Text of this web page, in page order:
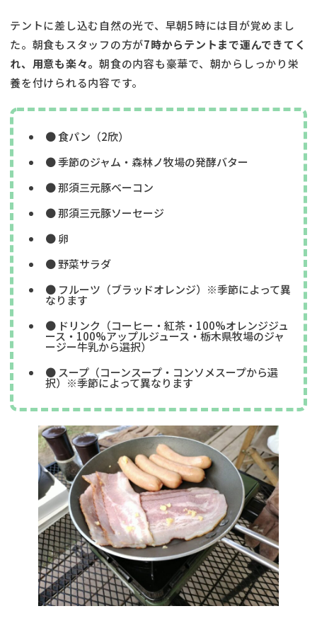
テントに差し込む自然の光で、早朝5時には目が覚めまし
た。朝食もスタッフの方が7時からテントまで運んできてく
れ、用意も楽々。 朝食の内容も豪華で、朝からしっかり栄
養を付けられる内容です。
● 食パン（2欣）
● 季節のジャム・森林ノ牧場の発酵バター
● 那須三元豚ベーコン
● 那須三元豚ソーセージ
● 卵
● 野菜サラダ
● フルーツ（ブラッドオレンジ）※季節によって異
なります
● ドリンク（コーヒー・紅茶・100%オレンジジュ
ース・100%アップルジュース・栃木県牧場のジャ
ージー牛乳から選択）
● スープ（コーンスープ・コンソメスープから選
択）※季節によって異なります